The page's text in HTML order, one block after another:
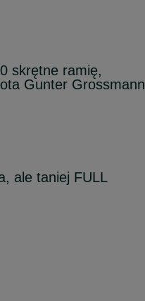
skrętne ramię,
Gunter Grossmann
ale taniej FULL